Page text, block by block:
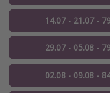
14.07 - 21.07 -
29.07 - 05.08 -
02.08 - 09.08 -